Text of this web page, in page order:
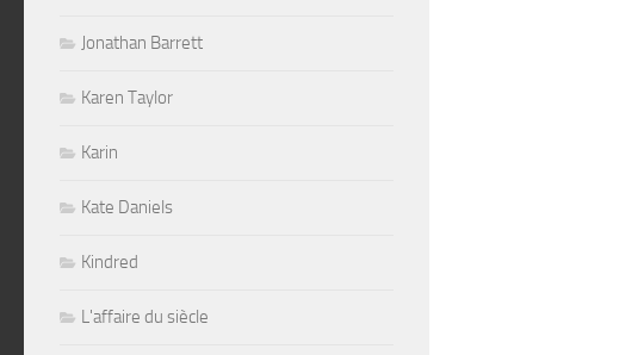
Jonathan Barrett
Karen Taylor
Karin
Kate Daniels
Kindred
L'affaire du siècle